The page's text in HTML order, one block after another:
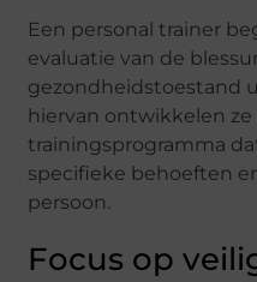
Een personal trainer
evaluatie van de
gezondheidstoestand
hiervan ontwikkelen
trainingsprogramma
specifieke behoeften
persoon.
Focus op